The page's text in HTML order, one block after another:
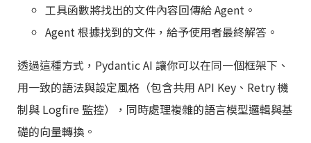
工具函數將找出的文件內容回傳給 Agent。
Agent 根據找到的文件，給予使用者最終解答。
透過這種方式，Pydantic AI 讓你可以在同一個框架下、
用一致的語法與設定風格（包含共用 API Key、Retry 機
制與 Logfire 監控），同時處理複雜的語言模型邏輯與基
礎的向量轉換。